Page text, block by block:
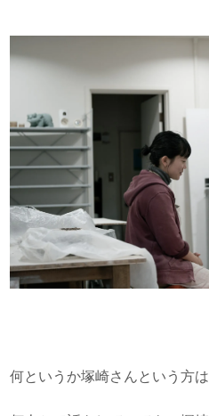
何というか塚崎さんという方